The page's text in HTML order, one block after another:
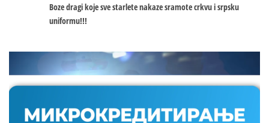
Boze dragi koje sve starlete nakaze sramote crkvu i srpsku
uniformu!!!